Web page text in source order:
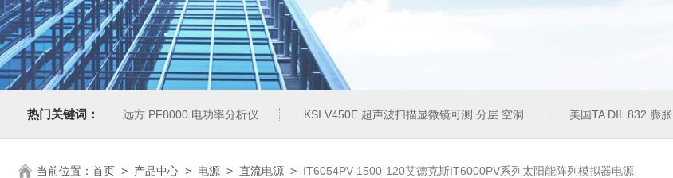
热门关键词： 远方 PF8000 电功率分析仪 KSI V450E 超声波扫描显微镜可测 分层 空洞 美国TA DIL 832 膨胀仪
当前位置： 首页 > 产品中心 > 电源 > 直流电源 > IT6054PV-1500-120艾德克斯IT6000PV系列太阳能阵列模拟器电源